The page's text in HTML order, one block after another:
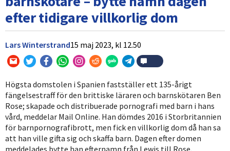
efter tidigare villkorlig dom
Lars Winterstrand15 maj 2023, kl 12.50
Högsta domstolen i Spanien fastställer ett 135-årigt
fängelsestraff för den brittiske läraren och barnskötaren Ben
Rose; skapade och distribuerade pornografi med barn i hans
vård, meddelar Mail Online. Han dömdes 2016 i Storbritannien
för barnpornografibrott, men fick en villkorlig dom då han sa
att han ville gifta sig och skaffa barn. Dagen efter domen
meddelades bytte han efternamn från Lewis till Rose.